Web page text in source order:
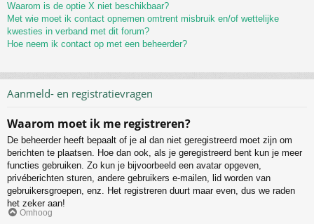
Waarom is de optie X niet beschikbaar?
Met wie moet ik contact opnemen omtrent misbruik en/of wettelijke
kwesties in verband met dit forum?
Hoe neem ik contact op met een beheerder?
Aanmeld- en registratievragen
Waarom moet ik me registreren?
De beheerder heeft bepaalt of je al dan niet geregistreerd moet zijn om
berichten te plaatsen. Hoe dan ook, als je geregistreerd bent kun je meer
functies gebruiken. Zo kun je bijvoorbeeld een avatar opgeven,
privéberichten sturen, andere gebruikers e-mailen, lid worden van
gebruikersgroepen, enz. Het registreren duurt maar even, dus we raden
het zeker aan!
Omhoog